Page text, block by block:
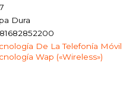
Dura
De La Telefonía Móvil
Wap («wireless»)